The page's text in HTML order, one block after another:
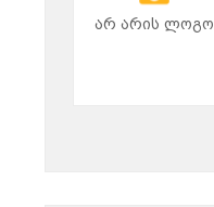
არ არის ლოგო